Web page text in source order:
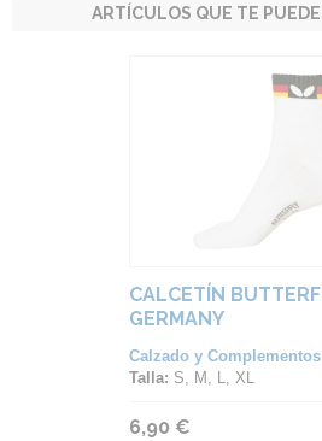
ARTÍCULOS QUE TE
CALCETÍN
GERMANY
Calzado y Complementos
Talla: S, M, L, XL
6,90 €